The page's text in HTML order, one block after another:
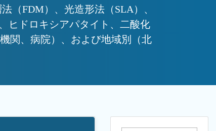
（FDM）、光造形法（SLA）、
ヒドロキシアパタイト、二酸化
関、病院）、および地域別（北